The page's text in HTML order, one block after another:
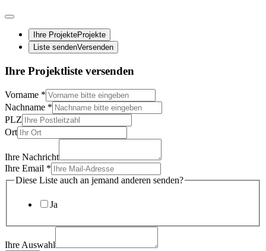
Ihre ProjekteProjekte
Liste sendenVersenden
Ihre Projektliste versenden
Vorname *
Nachname *
PLZ
Ort
Ihre Nachricht
Ihre Email *
Diese Liste auch an jemand anderen senden?
Ja
Ihre Auswahl